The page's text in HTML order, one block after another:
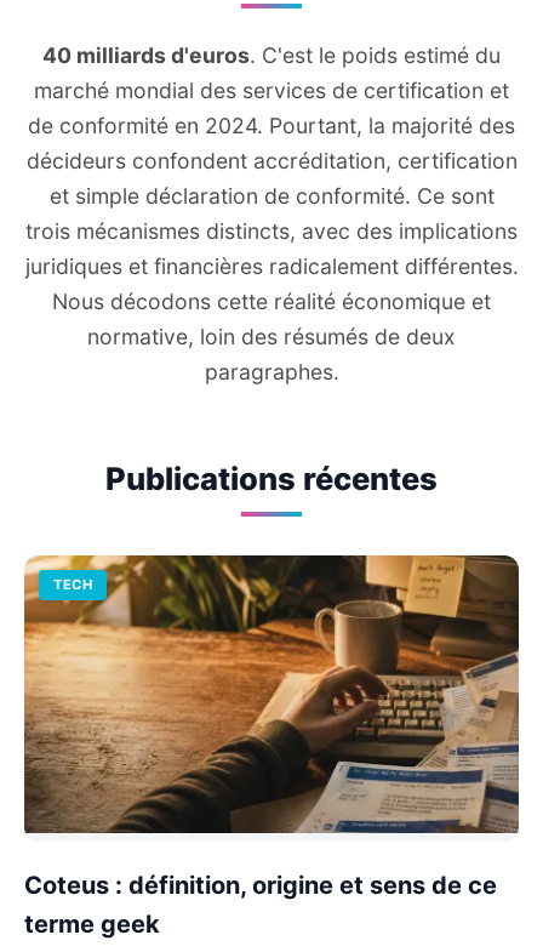
40 milliards d'euros. C'est le poids estimé du
marché mondial des services de certification et
de conformité en 2024. Pourtant, la majorité des
décideurs confondent accréditation, certification
et simple déclaration de conformité. Ce sont
trois mécanismes distincts, avec des implications
juridiques et financières radicalement différentes.
Nous décodons cette réalité économique et
normative, loin des résumés de deux
paragraphes.
Publications récentes
TECH
Coteus : définition, origine et sens de ce
terme geek